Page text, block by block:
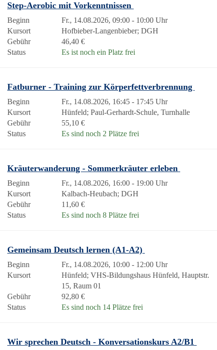
Step-Aerobic mit Vorkenntnissen
Beginn
Fr., 14.08.2026, 09:00 - 10:00 Uhr
Kursort
Hofbieber-Langenbieber; DGH
Gebühr
46,40 €
Status
Es ist noch ein Platz frei
Fatburner - Training zur Körperfettverbrennung
Beginn
Fr., 14.08.2026, 16:45 - 17:45 Uhr
Kursort
Hünfeld; Paul-Gerhardt-Schule, Turnhalle
Gebühr
55,10 €
Status
Es sind noch 2 Plätze frei
Kräuterwanderung - Sommerkräuter erleben
Beginn
Fr., 14.08.2026, 16:00 - 19:00 Uhr
Kursort
Kalbach-Heubach; DGH
Gebühr
11,60 €
Status
Es sind noch 8 Plätze frei
Gemeinsam Deutsch lernen (A1-A2)
Beginn
Fr., 14.08.2026, 10:00 - 12:00 Uhr
Kursort
Hünfeld; VHS-Bildungshaus Hünfeld, Hauptstr.
15, Raum 01
Gebühr
92,80 €
Status
Es sind noch 14 Plätze frei
Wir sprechen Deutsch - Konversationskurs A2/B1